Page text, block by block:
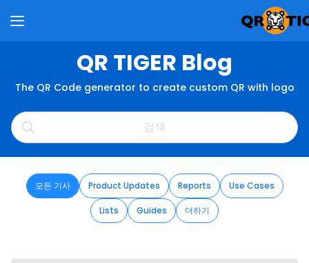
QR TIGER Blog
The QR Code generator to create custom QR with logo
모든 기사 Product Updates Reports Use Cases
Lists Guides 더하기